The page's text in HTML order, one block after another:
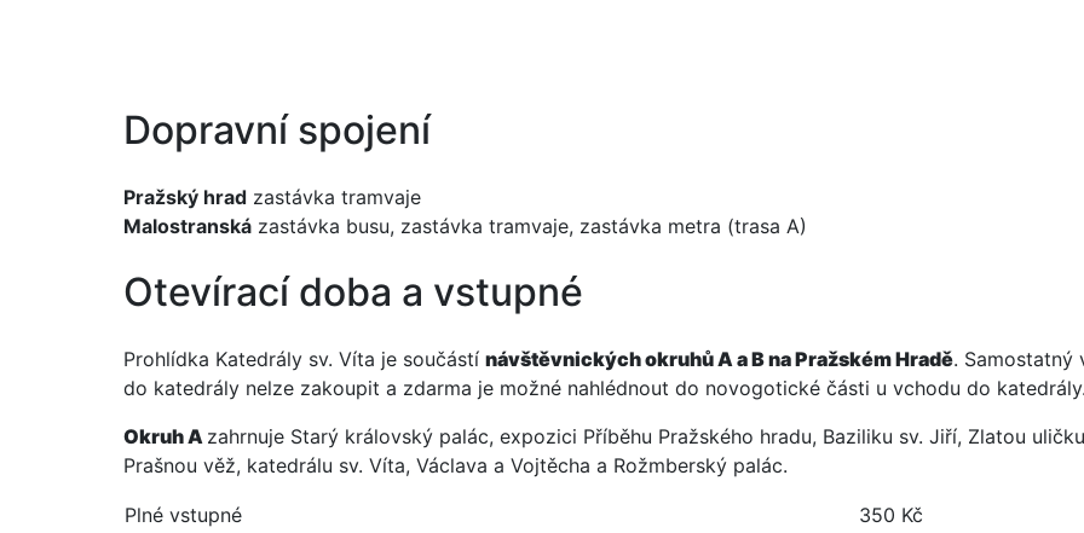
Dopravní spojení
Pražský hrad zastávka tramvaje
Malostranská zastávka busu, zastávka tramvaje, zastávka metra (trasa A)
Otevírací doba a vstupné
Prohlídka Katedrály sv. Víta je součástí návštěvnických okruhů A a B na Pražském Hradě. Samostatný
do katedrály nelze zakoupit a zdarma je možné nahlédnout do novogotické části u vchodu do katedrály.
Okruh A zahrnuje Starý královský palác, expozici Příběhu Pražského hradu, Baziliku sv. Jiří, Zlatou
Prašnou věž, katedrálu sv. Víta, Václava a Vojtěcha a Rožmberský palác.
Plné vstupné
350 Kč